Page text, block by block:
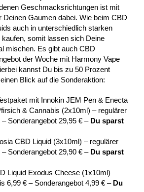
Geschmacksrichtungen ist mit
Deinen Gaumen dabei. Wie beim CBD
auch in unterschiedlich starken
somit lassen sich Deine
mischen. Es gibt auch CBD
der Woche mit Harmony Vape
kannst Du bis zu 50 Prozent
Blick auf die Sonderaktion:
mit Innokin JEM Pen & Enecta
& Cannabis (2x10ml) – regulärer
Sonderangebot 29,95 € – Du sparst
CBD Liquid (3x10ml) – regulärer
Sonderangebot 29,90 € – Du sparst
Liquid Exodus Cheese (1x10ml) –
6,99 € – Sonderangebot 4,99 € – Du